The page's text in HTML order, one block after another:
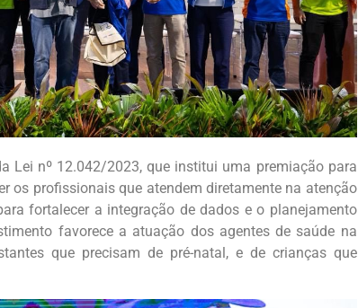
Lei nº 12.042/2023, que institui uma premiação para
os profissionais que atendem diretamente na atenção
fortalecer a integração de dados e o planejamento
favorece a atuação dos agentes de saúde na
que precisam de pré-natal, e de crianças que